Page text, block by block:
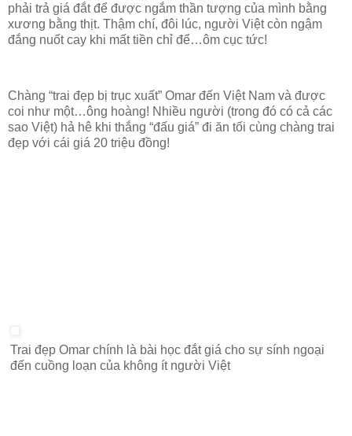
phải trả giá đắt để được ngắm thần tượng của mình bằng
xương bằng thịt. Thậm chí, đôi lúc, người Việt còn ngậm
đắng nuốt cay khi mất tiền chỉ để…ôm cục tức!
Chàng “trai đẹp bị trục xuất” Omar đến Việt Nam và được
coi như một…ông hoàng! Nhiều người (trong đó có cả các
sao Việt) hả hê khi thắng “đấu giá” đi ăn tối cùng chàng trai
đẹp với cái giá 20 triệu đồng!
Trai đẹp Omar chính là bài học đắt giá cho sự sính ngoại
đến cuồng loạn của không ít người Việt